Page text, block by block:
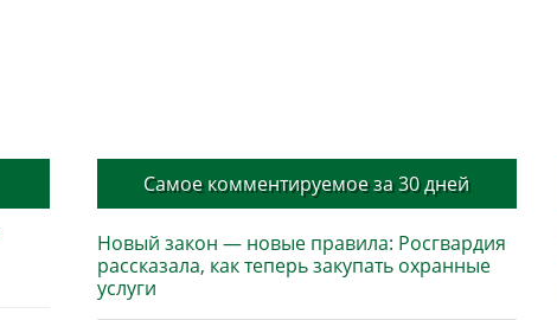
Самое комментируемое за 30 дней
Новый закон — новые правила: Росгвардия
рассказала, как теперь закупать охранные
услуги